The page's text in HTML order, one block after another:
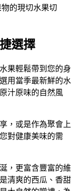
選擇
果輕鬆帶到您的身
用當季最新鮮的水
汁原味的自然風
，或是作為聚會上
對健康美味的需
，更富含豐富的維
清爽的西瓜、香甜